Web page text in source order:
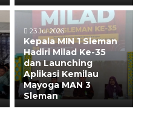
23 Jul 2026
Kepala MIN 1 Sleman
Hadiri Milad Ke-35
dan Launching
Aplikasi Kemilau
Mayoga MAN 3
Sleman